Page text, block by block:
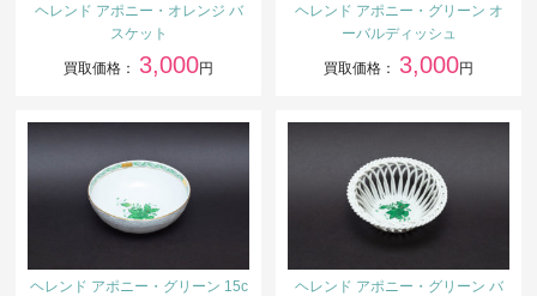
ヘレンド アポニー・オレンジ バ
スケット
買取価格： 3,000円
ヘレンド アポニー・グリーン オ
ーバルディッシュ
買取価格： 3,000円
ヘレンド アポニー・グリーン 15c
ヘレンド アポニー・グリーン バ